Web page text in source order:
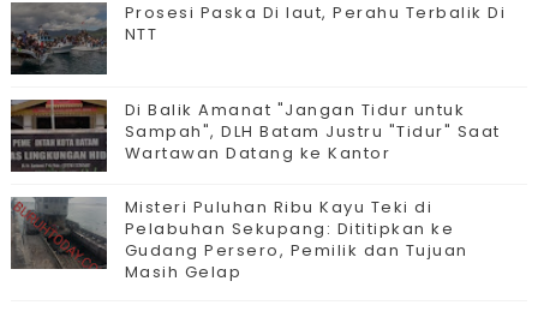
Prosesi Paska Di laut, Perahu Terbalik Di
NTT
Di Balik Amanat "Jangan Tidur untuk
Sampah", DLH Batam Justru "Tidur" Saat
Wartawan Datang ke Kantor
Misteri Puluhan Ribu Kayu Teki di
Pelabuhan Sekupang: Dititipkan ke
Gudang Persero, Pemilik dan Tujuan
Masih Gelap